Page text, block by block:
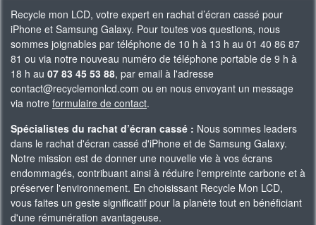
Recycle mon LCD, votre expert en rachat d’écran cassé pour
iPhone et Samsung Galaxy. Pour toutes vos questions, nous
sommes joignables par téléphone de 10 h à 13 h au 01 40 86 87
81 ou via notre nouveau numéro de téléphone portable de 9 h à
18 h au 07 83 45 53 88, par email à l'adresse
contact@recyclemonlcd.com ou en nous envoyant un message
via notre formulaire de contact.
Spécialistes du rachat d’écran cassé : Nous sommes leaders
dans le rachat d'écran cassé d'iPhone et de Samsung Galaxy.
Notre mission est de donner une nouvelle vie à vos écrans
endommagés, contribuant ainsi à réduire l'empreinte carbone et à
préserver l'environnement. En choisissant Recycle Mon LCD,
vous faites un geste significatif pour la planète tout en bénéficiant
d'une rémunération avantageuse.